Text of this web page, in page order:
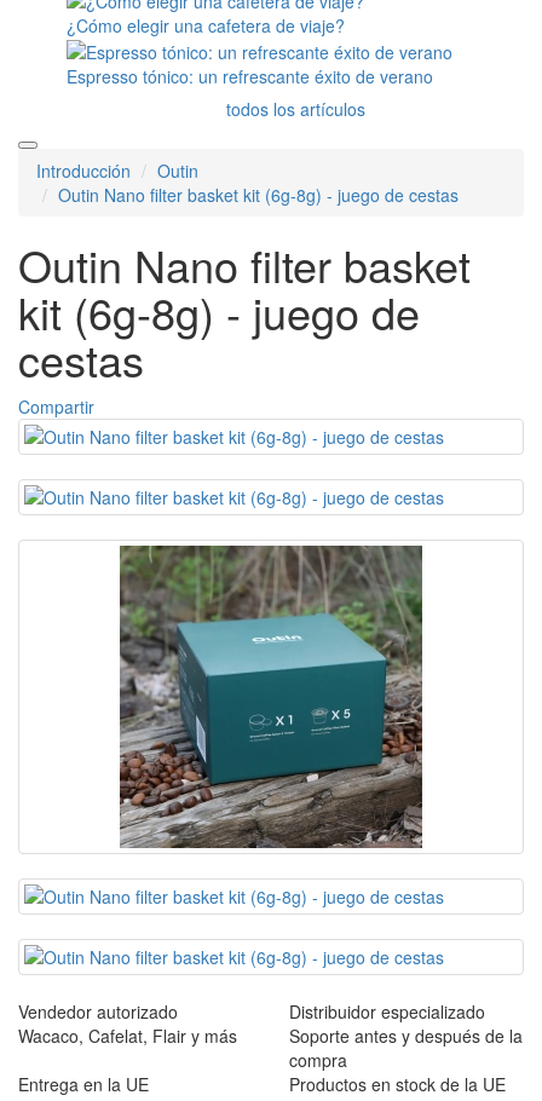
¿Cómo elegir una cafetera de viaje?
Espresso tónico: un refrescante éxito de verano
todos los artículos
Introducción
Outin
Outin Nano filter basket kit (6g-8g) - juego de cestas
Outin Nano filter basket
kit (6g-8g) - juego de
cestas
Compartir
Vendedor autorizado
Wacaco, Cafelat, Flair y más
Distribuidor especializado
Soporte antes y después de la
compra
Entrega en la UE
Productos en stock de la UE